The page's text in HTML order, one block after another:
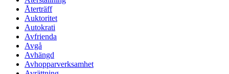
Återträff
Auktoritet
Autokrati
Avfrienda
Avgå
Avhängd
Avhopparverksamhet